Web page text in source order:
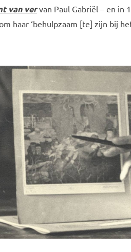
van vervan Paul Gabriël – en in
haar ‘behulpzaam [te] zijn bij